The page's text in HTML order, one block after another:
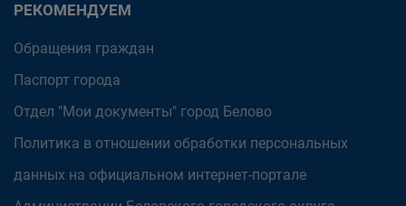
РЕКОМЕНДУЕМ
Обращения граждан
Паспорт города
Отдел "Мои документы" город Белово
Политика в отношении обработки персональных
данных на официальном интернет-портале